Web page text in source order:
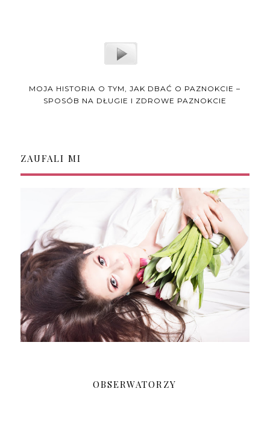
MOJA HISTORIA O TYM, JAK DBAĆ O PAZNOKCIE –
SPOSÓB NA DŁUGIE I ZDROWE PAZNOKCIE
ZAUFALI MI
OBSERWATORZY